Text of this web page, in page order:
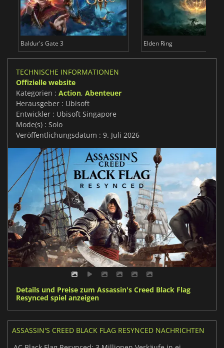
Baldur's Gate 3 Elden Ring
TECHNISCHE INFORMATIONEN
Offizielle website
Kategorien : Action, Abenteuer
Herausgeber : Ubisoft
Entwickler : Ubisoft Singapore
Mode(s) : Solo
Veröffentlichungsdatum : 9. Juli 2026
Details und Preise zum Assassin's Creed Black Flag
Resynced spiel anzeigen
ASSASSIN'S CREED BLACK FLAG RESYNCED NACHRICHTEN